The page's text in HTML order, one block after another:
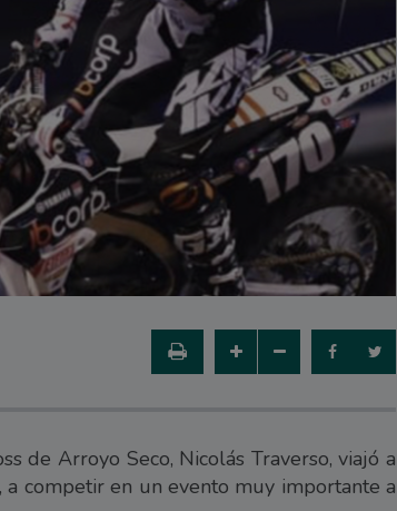
de Arroyo Seco, Nicolás Traverso, viajó a
competir en un evento muy importante a